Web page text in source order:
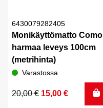
6430079282405
Monikäyttömatto Como
harmaa leveys 100cm
(metrihinta)
Varastossa
20,00€
Alkuperäinen
15,00 €
Nykyinen